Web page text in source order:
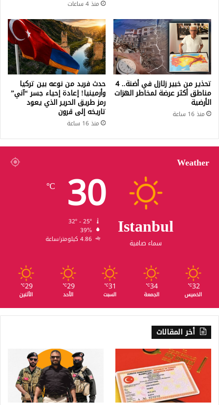
منذ 4 ساعات
تحذير من خبير زلازل في أضنة.. 4
مناطق أكثر عرضة لمخاطر الهزات
الأرضية
منذ 16 ساعة
حدث فريد من نوعه بين تركيا
وأرمينيا! إعادة إحياء جسر “آني”
رمز طريق الحرير الذي يعود
تاريخه إلى قرون
منذ 16 ساعة
Weather
Istanbul
سماء صافية
30
℃
39%
4.86 كيلومتر/ساعة
32
℃
الخميس
34
℃
الجمعة
31
℃
السبت
29
℃
الأحد
29
℃
الأثنين
أخر المقالات